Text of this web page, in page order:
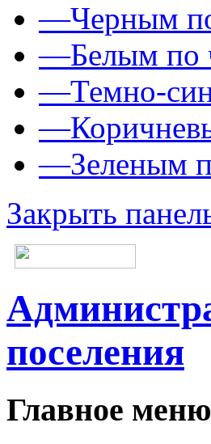
—Черным
—Белым по
—Темно-
—
—Зеленым
Закрыть
поселения
Главное меню